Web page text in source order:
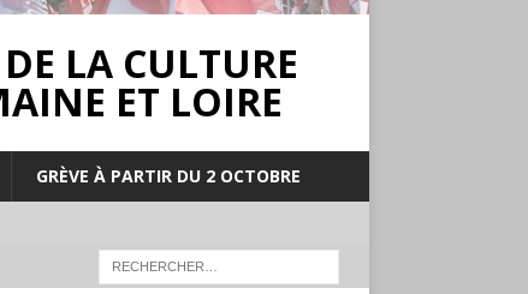
LA CULTURE
ET LOIRE
GRÈVE À PARTIR DU 2 OCTOBRE